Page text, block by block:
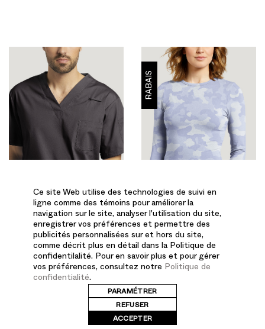
2262 - HAUT
D'UNIFORME
ENCOLURE EN V
AVEC 3 POCHES
RABAIS
205CSK -T-SHIRT
IMPRIMÉ CAMO
Core
205CSK
Ce site Web utilise des technologies de suivi en
ligne comme des témoins pour améliorer la
navigation sur le site, analyser l'utilisation du site,
enregistrer vos préférences et permettre des
publicités personnalisées sur et hors du site,
comme décrit plus en détail dans la Politique de
confidentilalité. Pour en savoir plus et pour gérer
vos préférences, consultez notre Politique de
confidentialité
PARAMÉTRER
REFUSER
ACCEPTER